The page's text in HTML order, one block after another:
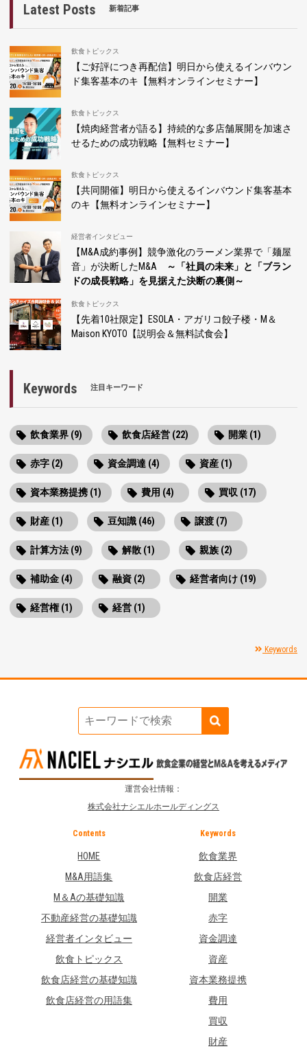
Latest Posts 新着記事
飲食トピックス
【ご好評につき再配信】明日から使えるインバウン
ド集客基本のキ【無料オンラインセミナー】
飲食トピックス
【焼肉経営者が語る】持続的な多店舗展開を加速さ
せるための成功戦略【無料セミナー】
飲食トピックス
【共同開催】明日から使えるインバウンド集客基本
のキ【無料オンラインセミナー】
経営者インタビュー
【M&A成約事例】競争激化のラーメン業界で「麺屋
音」が決断したM&A
～「社員の未来」と「ブラン
ドの成長戦略」を見据えた決断の裏側～
飲食トピックス
【先着10社限定】ESOLA・アガリコ餃子楼・M＆
Maison KYOTO【説明会＆無料試食会】
Keywords 注目キーワード
飲食業界 (9) 飲食店経営 (22) 開業 (1)
赤字 (2) 資金調達 (4) 資産 (1)
資本業務提携 (1) 費用 (4) 買収 (17)
財産 (1) 豆知識 (46) 譲渡 (7)
計算方法 (9) 解散 (1) 親族 (2)
補助金 (4) 融資 (2) 経営者向け (19)
経営権 (1) 経営 (1)
Keywords
運営会社情報：
株式会社ナシエルホールディングス
Contents
HOME
M&A用語集
M＆Aの基礎知識
不動産経営の基礎知識
経営者インタビュー
飲食トピックス
飲食店経営の基礎知識
飲食店経営の用語集
Keywords
飲食業界
飲食店経営
開業
赤字
資金調達
資産
資本業務提携
費用
買収
財産